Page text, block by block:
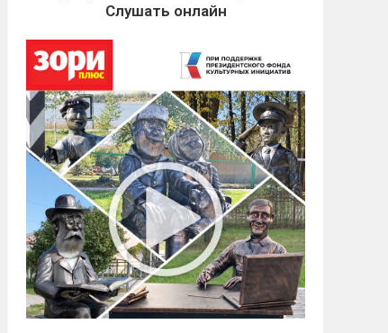
Слушать онлайн